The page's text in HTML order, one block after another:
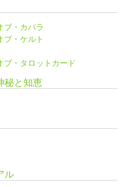
ブ・カバラ
ブ・ケルト
ブ・タロットカード
秘と知恵
ル